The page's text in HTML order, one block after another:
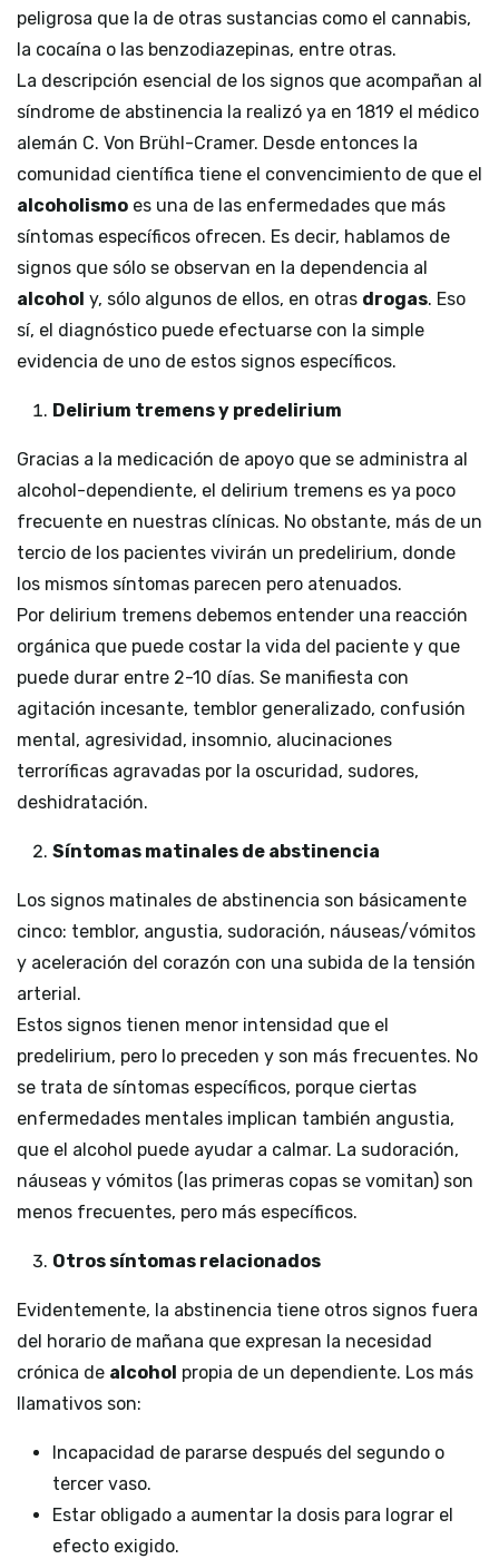
peligrosa que la de otras sustancias como el cannabis,
la cocaína o las benzodiazepinas, entre otras.
La descripción esencial de los signos que acompañan al
síndrome de abstinencia la realizó ya en 1819 el médico
alemán C. Von Brühl-Cramer. Desde entonces la
comunidad científica tiene el convencimiento de que el
alcoholismo es una de las enfermedades que más
síntomas específicos ofrecen. Es decir, hablamos de
signos que sólo se observan en la dependencia al
alcohol y, sólo algunos de ellos, en otras drogas. Eso
sí, el diagnóstico puede efectuarse con la simple
evidencia de uno de estos signos específicos.
Delirium tremens y predelirium
Gracias a la medicación de apoyo que se administra al
alcohol-dependiente, el delirium tremens es ya poco
frecuente en nuestras clínicas. No obstante, más de un
tercio de los pacientes vivirán un predelirium, donde
los mismos síntomas parecen pero atenuados.
Por delirium tremens debemos entender una reacción
orgánica que puede costar la vida del paciente y que
puede durar entre 2-10 días. Se manifiesta con
agitación incesante, temblor generalizado, confusión
mental, agresividad, insomnio, alucinaciones
terroríficas agravadas por la oscuridad, sudores,
deshidratación.
Síntomas matinales de abstinencia
Los signos matinales de abstinencia son básicamente
cinco: temblor, angustia, sudoración, náuseas/vómitos
y aceleración del corazón con una subida de la tensión
arterial.
Estos signos tienen menor intensidad que el
predelirium, pero lo preceden y son más frecuentes. No
se trata de síntomas específicos, porque ciertas
enfermedades mentales implican también angustia,
que el alcohol puede ayudar a calmar. La sudoración,
náuseas y vómitos (las primeras copas se vomitan) son
menos frecuentes, pero más específicos.
Otros síntomas relacionados
Evidentemente, la abstinencia tiene otros signos fuera
del horario de mañana que expresan la necesidad
crónica de alcohol propia de un dependiente. Los más
llamativos son:
Incapacidad de pararse después del segundo o
tercer vaso.
Estar obligado a aumentar la dosis para lograr el
efecto exigido.